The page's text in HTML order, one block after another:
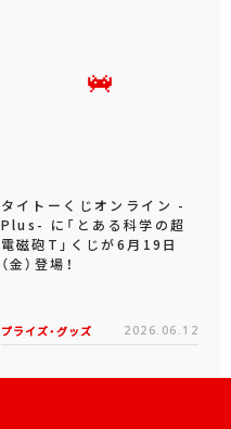
タイトーくじオンライン -
Plus- に「とある科学の超
電磁砲T」くじが6月19日
（金）登場！
プライズ・グッズ 2026.06.12